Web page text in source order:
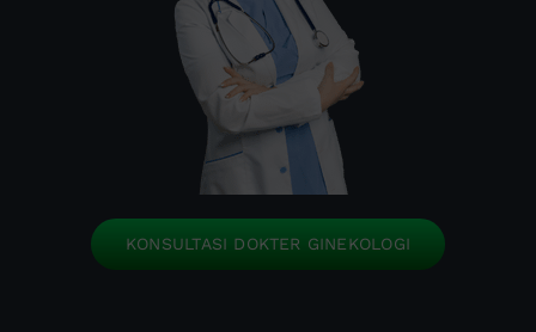
KONSULTASI DOKTER GINEKOLOGI